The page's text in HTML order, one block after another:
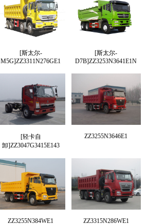
[斯太尔-
M5G]ZZ3311N276GE1
[斯太尔-
D7B]ZZ3253N3641E1N
[轻卡自
卸]ZZ3047G3415E143
ZZ3255N3646E1
ZZ3255N384WE1 ZZ3315N286WE1